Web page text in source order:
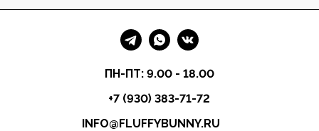
+7 (930) 383-71-72
INFO@FLUFFYBUNNY.RU
ПН-ПТ: 9.00 - 18.00